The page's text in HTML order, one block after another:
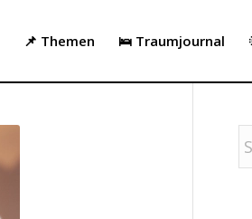
📌 Themen 🛌 Traumjournal